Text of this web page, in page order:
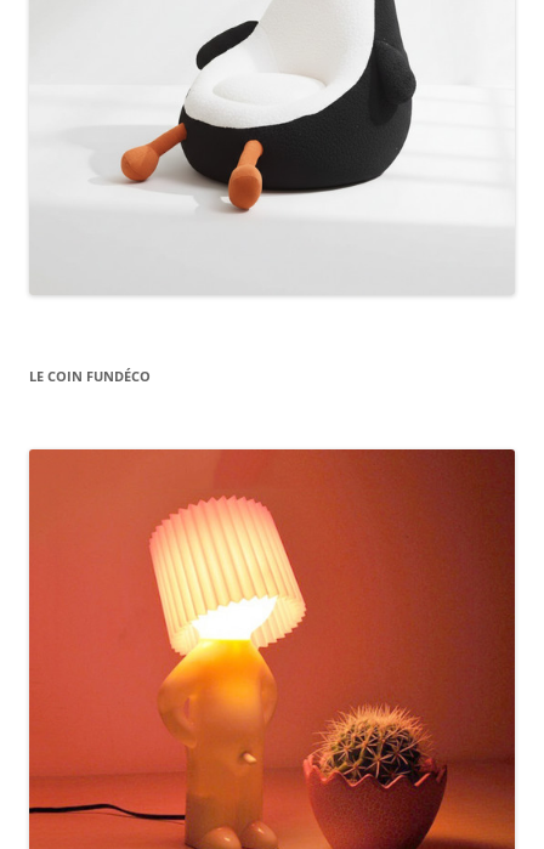
LE COIN FUNDÉCO